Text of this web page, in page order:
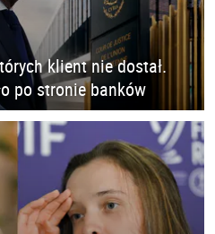
klient nie dostał.
po stronie banków